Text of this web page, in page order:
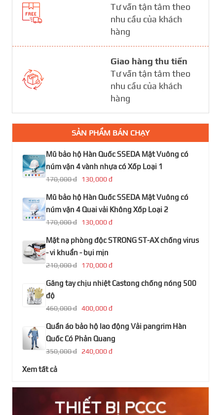
Tư vấn tận tâm theo
nhu cầu của khách
hàng
Giao hàng thu tiền
Tư vấn tận tâm theo
nhu cầu của khách
hàng
SẢN PHẨM BÁN CHẠY
Mũ bảo hộ Hàn Quốc SSEDA Mặt Vuông có
núm vặn 4 vành nhựa có Xốp Loại 1
170,000 đ 130,000 đ
Mũ bảo hộ Hàn Quốc SSEDA Mặt Vuông có
núm vặn 4 Quai vải Không Xốp Loại 2
170,000 đ 130,000 đ
Mặt nạ phòng độc STRONG ST-AX chống virus
- vi khuẩn - bụi mịn
210,000 đ 170,000 đ
Găng tay chịu nhiệt Castong chống nóng 500
độ
460,000 đ 400,000 đ
Quần áo bảo hộ lao động Vải pangrim Hàn
Quốc Có Phản Quang
350,000 đ 240,000 đ
Xem tất cả